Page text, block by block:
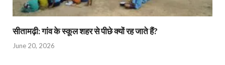
सीतामढ़ी: गांव के स्कूल शहर से पीछे क्यों रह जाते हैं?
June 20, 2026